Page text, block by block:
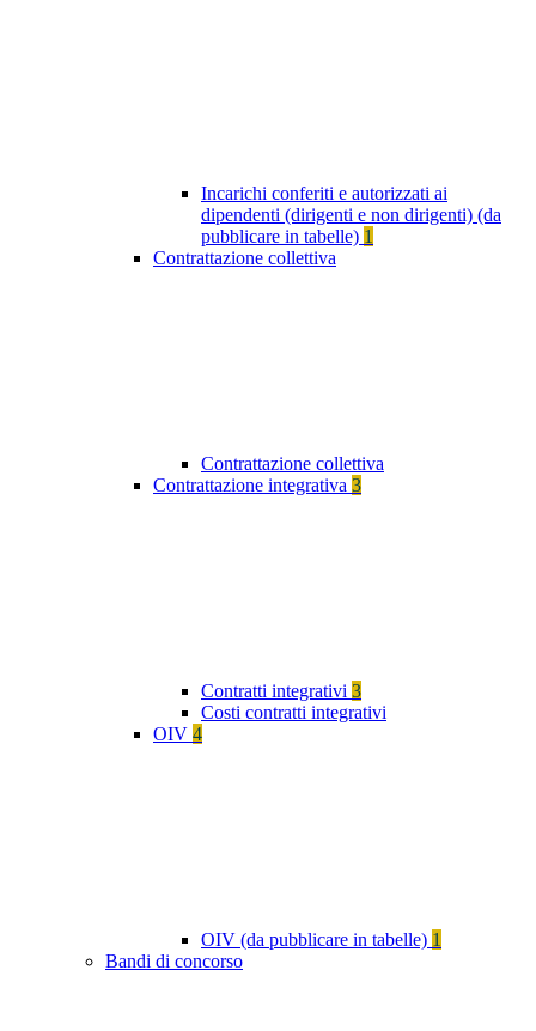
Incarichi conferiti e autorizzati ai
dipendenti (dirigenti e non dirigenti) (da
pubblicare in tabelle) 1
Contrattazione collettiva
Contrattazione collettiva
Contrattazione integrativa 3
Contratti integrativi 3
Costi contratti integrativi
OIV 4
OIV (da pubblicare in tabelle) 1
Bandi di concorso